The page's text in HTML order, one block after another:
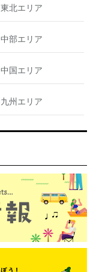
東北エリア
中部エリア
中国エリア
九州エリア